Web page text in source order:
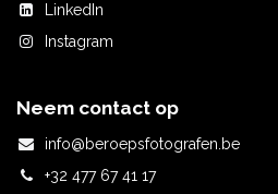
LinkedIn
Instagram
Neem contact op
info@beroepsfotografen.be
+32 477 67 41 17